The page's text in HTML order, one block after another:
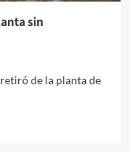
sin
retiró de la planta de